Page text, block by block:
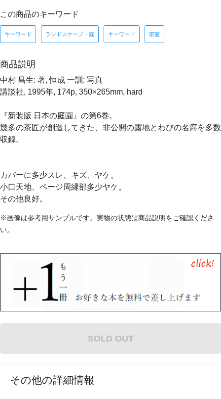
この商品のキーワード
キーワード ランドスケープ・庭 キーワード 茶室
商品説明
中村 昌生: 著, 恒成 一訓: 写真
講談社, 1995年, 174p, 350×265mm, hard
『新装版 日本の庭園』の第6巻。
幾多の茶匠が創造してきた、非公開の露地とわびの名席を多数
収録。
カバーに多少スレ、キズ、ヤケ。
小口天地、ページ周縁部多少ヤケ。
その他良好。
※画像は参考用サンプルです。実物の状態は商品説明をご確認くださ
い。
SOLD OUT
その他の詳細情報